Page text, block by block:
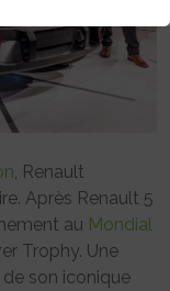
, Renault
Après Renault 5
au Mondial
Trophy. Une
son iconique